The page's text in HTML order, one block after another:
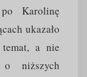
Karolinę
ukazało
a nie
niższych